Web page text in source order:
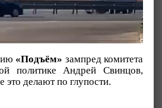
«Подъём» зампред комитета
политике Андрей Свинцов,
это делают по глупости.